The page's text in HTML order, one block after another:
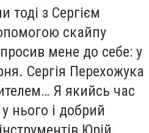
з Сергієм
скайпу
мене до себе: у
Сергія Перехожука
Я якийсь час
нього і добрий